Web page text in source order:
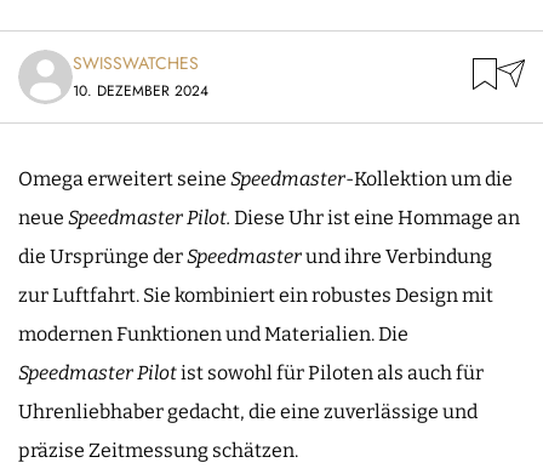
SWISSWATCHES
10. DEZEMBER 2024
Omega erweitert seine Speedmaster-Kollektion um die
neue Speedmaster Pilot. Diese Uhr ist eine Hommage an
die Ursprünge derSpeedmasterund ihre Verbindung
zur Luftfahrt. Sie kombiniert ein robustes Design mit
modernen Funktionen und Materialien. Die
Speedmaster Pilotist sowohl für Piloten als auch für
Uhrenliebhaber gedacht, die eine zuverlässige und
präzise Zeitmessung schätzen.